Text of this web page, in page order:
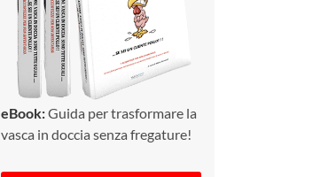
eBook:Guida per trasformare la
vasca in doccia senza fregature!